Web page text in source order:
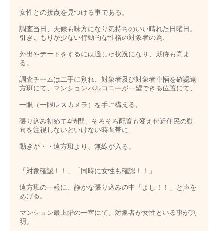
女性との接点を見つける事である。
調査当日、天候も味方になり気持ちのいい晴れた日曜日。
引きこもりが少ない行動的な性格の対象者の為、
外出やデートをするには適した状況になり、期待も高ま
る。
調査チームは二手に別れ、対象者及び対象者車輛を確認遠
方班にて、マンションバルコニーが一望できる位置にて、
一眼（一眼レスカメラ）を手に構える。
張り込み初めて4時間、そろそろ配置も変え付近住民の動
向を注視しないといけない時間帯に、
動きが・・遠方班より、無線が入る。
「対象確認！！」「同時に女性も確認！！」
遠方班の一報に、静かな張り込みの中「よし！！」と声を
あげる。
マンション最上階の一室にて、対象者が女性といる事が判
明。